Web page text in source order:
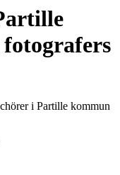
fotografers
i Partille kommun